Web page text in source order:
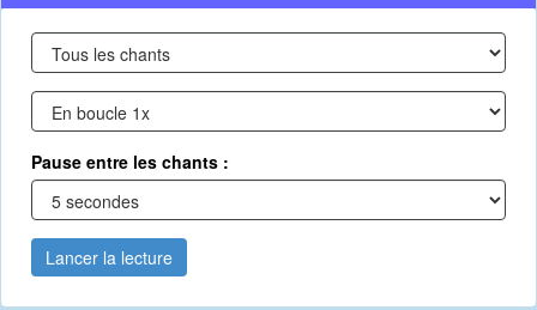
Pause entre les chants :
Lancer la lecture